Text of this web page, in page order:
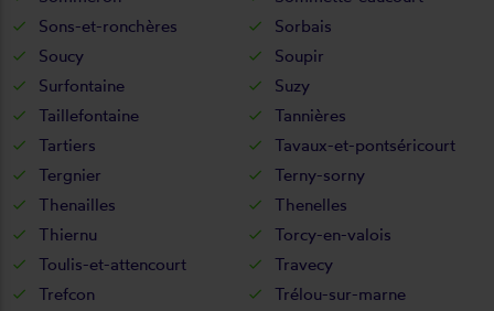
Sons-et-ronchères
Sorbais
Soucy
Soupir
Surfontaine
Suzy
Taillefontaine
Tannières
Tartiers
Tavaux-et-pontséricourt
Tergnier
Terny-sorny
Thenailles
Thenelles
Thiernu
Torcy-en-valois
Toulis-et-attencourt
Travecy
Trefcon
Trélou-sur-marne